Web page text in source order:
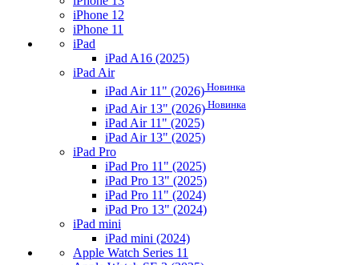
iPhone 12
iPhone 11
iPad
iPad A16 (2025)
iPad Air
iPad Air 11" (2026) Новинка
iPad Air 13" (2026) Новинка
iPad Air 11" (2025)
iPad Air 13" (2025)
iPad Pro
iPad Pro 11" (2025)
iPad Pro 13" (2025)
iPad Pro 11" (2024)
iPad Pro 13" (2024)
iPad mini
iPad mini (2024)
Apple Watch Series 11